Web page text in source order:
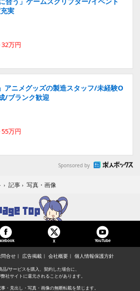
実
万円
アニメグッズの製造スタッフ/未経験O
/ブランク歓迎
万円
Sponsored by
› 記事 › 写真・画像
X YouTube
合せ 広告掲載 会社概要 個人情報保護方針
品/サービスを購入、契約した場合に、
社サイトに還元されることがあります。
・見出し・写真・画像の無断転載を禁じます。